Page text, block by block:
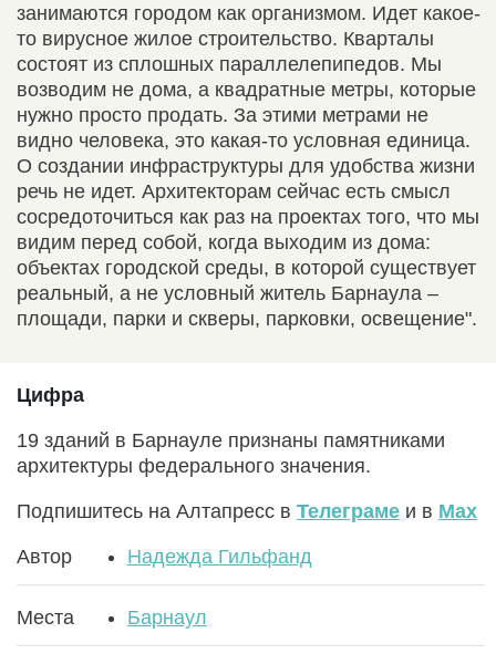
занимаются городом как организмом. Идет какое-
то вирусное жилое строительство. Кварталы
состоят из сплошных параллелепипедов. Мы
возводим не дома, а квадратные метры, которые
нужно просто продать. За этими метрами не
видно человека, это какая-то условная единица.
О создании инфраструктуры для удобства жизни
речь не идет. Архитекторам сейчас есть смысл
сосредоточиться как раз на проектах того, что мы
видим перед собой, когда выходим из дома:
объектах городской среды, в которой существует
реальный, а не условный житель Барнаула –
площади, парки и скверы, парковки, освещение".
Цифра
19 зданий в Барнауле признаны памятниками
архитектуры федерального значения.
Подпишитесь на Алтапресс в Телеграме и в Max
Автор Надежда Гильфанд
Места Барнаул